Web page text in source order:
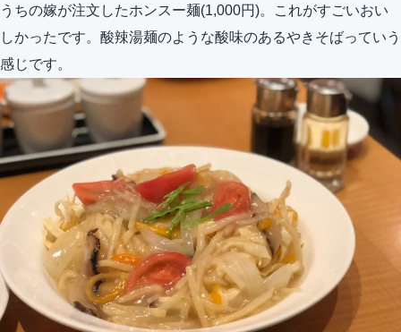
うちの嫁が注文したホンスー麺(1,000円)。これがすごいおい
しかったです。酸辣湯麺のような酸味のあるやきそばっていう
感じです。